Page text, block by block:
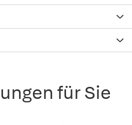
für Sie